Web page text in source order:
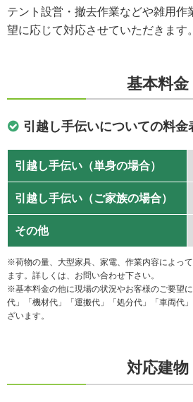
テント設営・撤去作業などや雑用作
望に応じて対応させていただきます。
基本料金
引越し手伝いについての料金
引越し手伝い（単身の場合）
引越し手伝い（ご家族の場合）
その他
※荷物の量、大型家具、家電、作業内容によっ
ます。詳しくは、お問い合わせ下さい。
※基本料金の他に現場の状況やお客様のご要望
代」「機材代」「運搬代」「処分代」「車両代
ざいます。
対応建物